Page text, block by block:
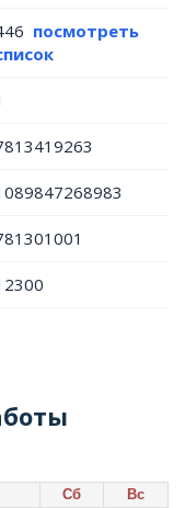
посмотреть
Сб
Вс